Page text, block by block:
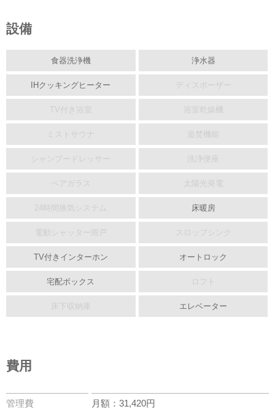
設備
食器洗浄機 浄水器
IHクッキングヒーター ディスポーザー
TV付き浴室 浴室乾燥機
ミストサウナ 追焚機能
シャンプードレッサー 洗浄便座
ペアガラス 太陽光発電
24時間換気システム 床暖房
電動シャッター雨戸 スロップシンク
TV付きインターホン オートロック
宅配ボックス ロフト
床下収納庫 エレベーター
費用
管理費 月額：31,420円